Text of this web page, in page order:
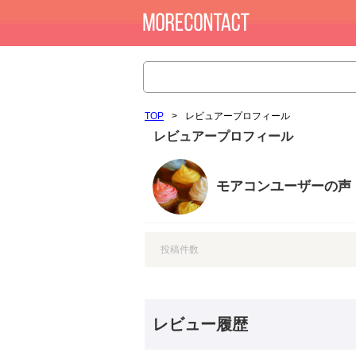
TOP > レビュアープロフィール
レビュアープロフィール
モアコンユーザーの声
投稿件数
レビュー履歴